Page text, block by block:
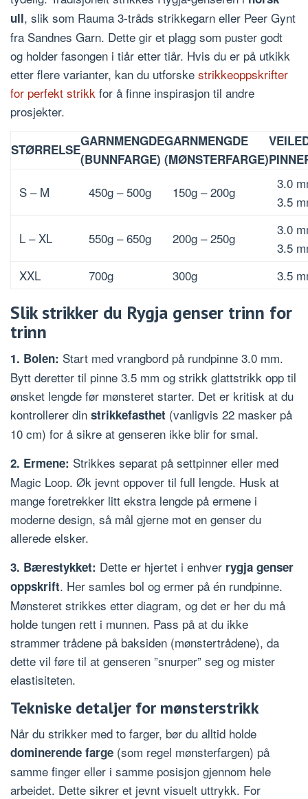
ull, slik som Rauma 3-tråds strikkegarn eller Peer Gynt
fra Sandnes Garn. Dette gir et plagg som puster godt
og holder fasongen i tiår etter tiår. Hvis du er på utkikk
etter flere varianter, kan du utforske strikkeoppskrifter
for perfekt strikk for å finne inspirasjon til andre
prosjekter.
STØRRELSE
GARNMENGDE
(BUNNFARGE)
GARNMENGDE
(MØNSTERFARGE)
S – M 450g – 500g 150g – 200g
3.0
3.5
L – XL 550g – 650g 200g – 250g
3.0
3.5
XXL
700g 300g 3.5
Slik strikker du Rygja genser trinn for
trinn
1. Bolen: Start med vrangbord på rundpinne 3.0 mm.
Bytt deretter til pinne 3.5 mm og strikk glattstrikk opp til
ønsket lengde før mønsteret starter. Det er kritisk at du
kontrollerer din strikkefasthet (vanligvis 22 masker på
10 cm) for å sikre at genseren ikke blir for smal.
2. Ermene: Strikkes separat på settpinner eller med
Magic Loop. Øk jevnt oppover til full lengde. Husk at
mange foretrekker litt ekstra lengde på ermene i
moderne design, så mål gjerne mot en genser du
allerede elsker.
3. Bærestykket: Dette er hjertet i enhver rygja genser
oppskrift. Her samles bol og ermer på én rundpinne.
Mønsteret strikkes etter diagram, og det er her du må
holde tungen rett i munnen. Pass på at du ikke
strammer trådene på baksiden (mønstertrådene), da
dette vil føre til at genseren ”snurper” seg og mister
elastisiteten.
Tekniske detaljer for mønsterstrikk
Når du strikker med to farger, bør du alltid holde
dominerende farge (som regel mønsterfargen) på
samme finger eller i samme posisjon gjennom hele
arbeidet. Dette sikrer et jevnt visuelt uttrykk. For